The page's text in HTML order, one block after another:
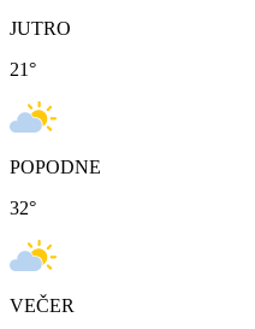
JUTRO
21°
POPODNE
32°
VEČER